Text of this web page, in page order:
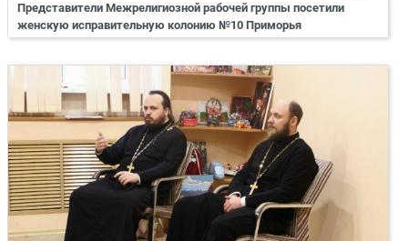
Представители Межрелигиозной рабочей группы посетили
женскую исправительную колонию №10 Приморья